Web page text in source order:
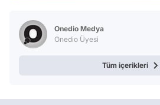
Onedio Medya
Onedio Üyesi
Tüm içerikleri